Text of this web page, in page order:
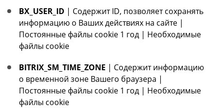
BX_USER_ID | Содержит ID, позволяет сохранять
информацию о Ваших действиях на сайте |
Постоянные файлы cookie 1 год | Необходимые
файлы cookie
BITRIX_SM_TIME_ZONE | Содержит информацию
о временной зоне Вашего браузера |
Постоянные файлы cookie 1 год | Необходимые
файлы cookie